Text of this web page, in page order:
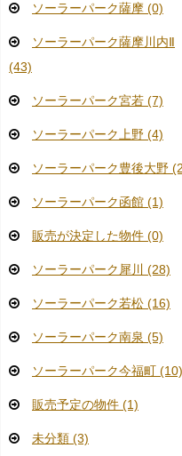
ソーラーパーク薩摩 (0)
ソーラーパーク薩摩川内Ⅱ
(43)
ソーラーパーク宮若 (7)
ソーラーパーク上野 (4)
ソーラーパーク豊後大野
ソーラーパーク函館 (1)
販売が決定した物件 (0)
ソーラーパーク犀川 (28)
ソーラーパーク若松 (16)
ソーラーパーク南泉 (5)
ソーラーパーク今福町 (10)
販売予定の物件 (1)
未分類 (3)